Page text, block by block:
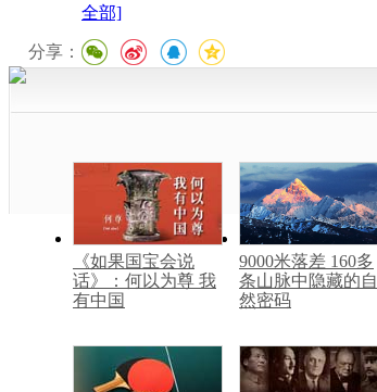
全部]
分享：
《如果国宝会说
话》：何以为尊 我
有中国
9000米落差 160多
条山脉中隐藏的自
然密码